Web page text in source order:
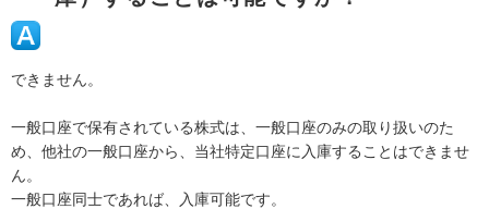
できません。
一般口座で保有されている株式は、一般口座のみの取り扱いのた
め、他社の一般口座から、当社特定口座に入庫することはできませ
ん。
一般口座同士であれば、入庫可能です。